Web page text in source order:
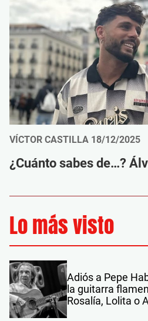
VÍCTOR CASTILLA 18/12/2025
¿Cuánto sabes de…?
Lo más visto
Adiós a Pepe
la guitarra
Rosalía, Lolita o